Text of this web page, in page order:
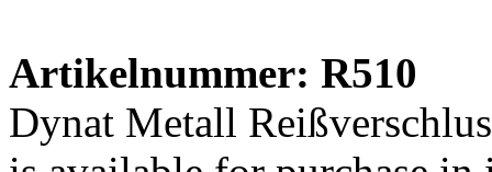
Artikelnummer: R510
Dynat Metall